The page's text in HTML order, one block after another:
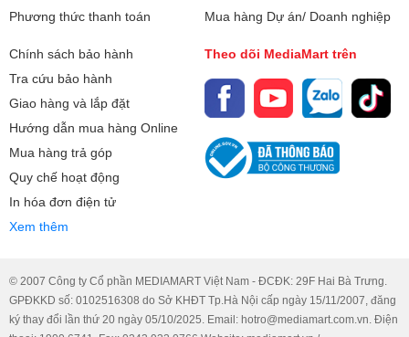
Phương thức thanh toán
Mua hàng Dự án/ Doanh nghiệp
Chính sách bảo hành
Tra cứu bảo hành
Giao hàng và lắp đặt
Hướng dẫn mua hàng Online
Mua hàng trả góp
Quy chế hoạt động
In hóa đơn điện tử
Xem thêm
Theo dõi MediaMart trên
© 2007 Công ty Cổ phần MEDIAMART Việt Nam - ĐCĐK: 29F Hai Bà Trưng.
GPĐKKD số: 0102516308 do Sở KHĐT Tp.Hà Nội cấp ngày 15/11/2007, đăng
ký thay đổi lần thứ 20 ngày 05/10/2025. Email: hotro@mediamart.com.vn. Điện